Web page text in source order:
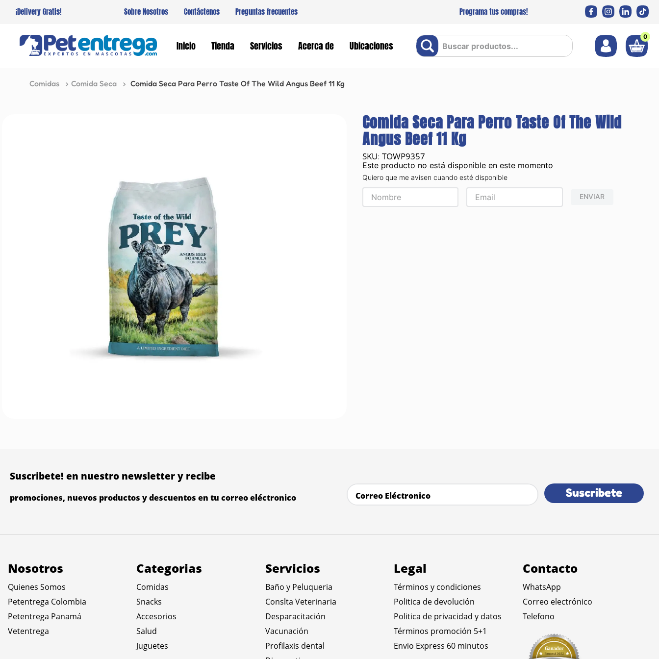
¡Delivery Gratis! Sobre Nosotros Contáctenos Preguntas frecuentes Programa tus compras!
Inicio Tienda Servicios Acerca de Ubicaciones
Buscar productos... 0
Comidas Comida Seca Comida Seca Para Perro Taste Of The Wild Angus Beef 11 Kg
Comida Seca Para Perro Taste Of The Wild
Angus Beef 11 Kg
: TOWP9357
Este producto no está disponible en este momento
Quiero que me avisen cuando esté disponible
ENVIAR
Suscribete! en nuestro newsletter y recibe
promociones, nuevos productos y descuentos en tu correo eléctronico Suscribete
Nosotros
Quienes Somos
Petentrega Colombia
Petentrega Panamá
Vetentrega
Categorias
Comidas
Snacks
Accesorios
Salud
Juguetes
Servicios
Baño y Peluqueria
Conslta Veterinaria
Desparacitación
Vacunación
Profilaxis dental
Legal
Términos y condiciones
Politica de devolución
Politica de privacidad y datos
Términos promoción 5+1
Envio Express 60 minutos
Contacto
WhatsApp
Correo electrónico
Telefono